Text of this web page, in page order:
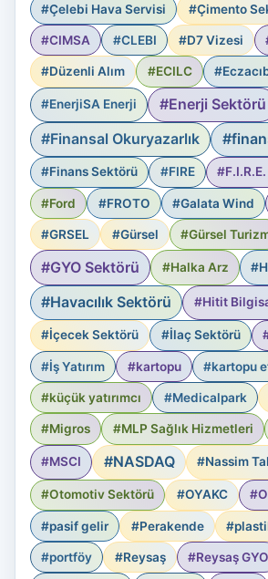
#Çelebi Hava Servisi #Çimento
#CIMSA #CLEBI #D7 Vizesi
#Düzenli Alım #ECILC
#EnerjiSA Enerji #Enerji Sektörü
#Finansal Okuryazarlık
#Finans Sektörü #FIRE
#Ford #FROTO #Galata Wind
#GRSEL #Gürsel #Gürsel
#GYO Sektörü #Halka Arz
#Havacılık Sektörü #Hitit
#İçecek Sektörü #İlaç Sektörü
#İş Yatırım #kartopu #kartopu
#küçük yatırımcı #Medicalpark
#Migros #MLP Sağlık Hizmetleri
#MSCI #NASDAQ #Nassim
#Otomotiv Sektörü #OYAKC
#pasif gelir #Perakende
#portföy #Reysaş #Reysaş GYO